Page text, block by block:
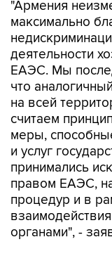
деятельности
ЕАЭС. Мы
что
на всей
считаем
меры,
и услуг
принимались
правом ЕАЭС,
процедур и в
органами", -
Пашинян